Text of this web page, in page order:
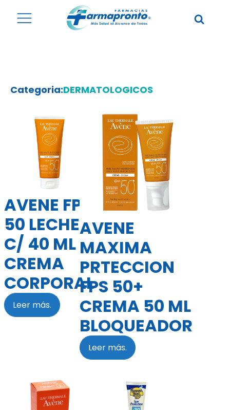
Categoria:DERMATOLOGICOS
AVENE FPS
50 LECHE
C/ 40 ML
CREMA
CORPORAL
Leer más.
AVENE
MAXIMA
PRTECCION
FPS 50+
CREMA 50 ML
BLOQUEADOR
Leer más.